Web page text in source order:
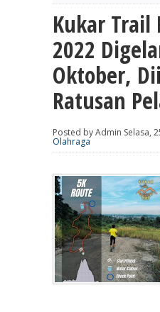
Kukar Trail
2022
Oktober,
Ratusan
Posted by Admin Selasa,
Olahraga